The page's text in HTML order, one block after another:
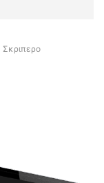
Σκριπερο